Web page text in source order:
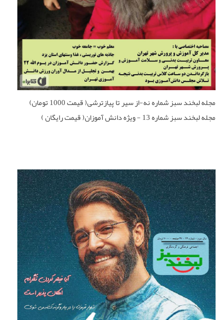
مجله لبخند سبز شماره نه-از سیر تا پیازترشی( قیمت 1000 تومان)
مجله لبخند سبز شماره 13 - ویژه دانش آموزان( قیمت رایگان )